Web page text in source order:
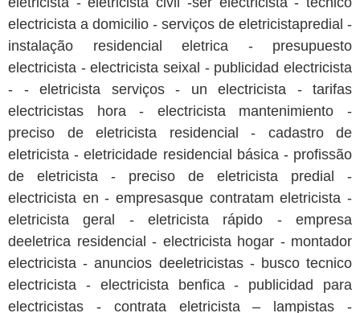
electricista a domicilio - serviços de eletricistapredial -
instalação residencial eletrica - presupuesto
electricista - electricista seixal - publicidad electricista
- - eletricista serviços - un electricista - tarifas
electricistas hora - electricista mantenimiento -
preciso de eletricista residencial - cadastro de
eletricista - eletricidade residencial básica - profissão
de eletricista - preciso de eletricista predial -
electricista en - empresasque contratam eletricista -
eletricista geral - eletricista rápido - empresa
deeletrica residencial - electricista hogar - montador
electricista - anuncios deeletricistas - busco tecnico
electricista - electricista benfica - publicidad para
electricistas - contrata eletricista – lampistas -